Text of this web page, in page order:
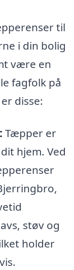
til
i din bolig
være en
fagfolk på
disse:
Tæpper er
hjem. Ved
støv og
holder